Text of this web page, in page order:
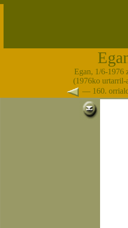
Egan, 1/6-1976
(1976ko urtarril-
— 160.